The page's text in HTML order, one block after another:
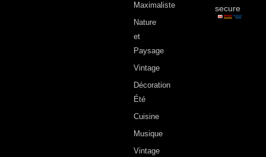
Maximaliste
Nature
et
Paysage
Vintage
Décoration
Été
Cuisine
Musique
Vintage
secure